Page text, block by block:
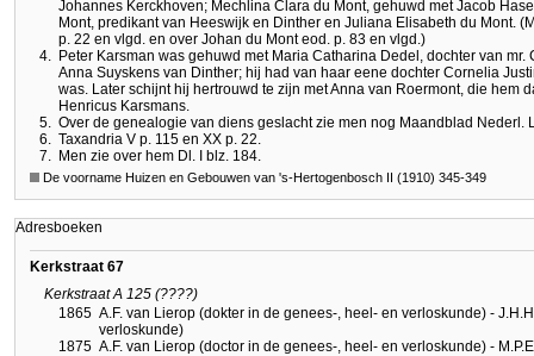
Johannes Kerckhoven; Mechlina Clara du Mont, gehuwd met Jacob
Mont, predikant van Heeswijk en Dinther en Juliana Elisabeth du Mont.
p. 22 en vlgd. en over Johan du Mont eod. p. 83 en vlgd.)
4.
Peter Karsman was gehuwd met Maria Catharina Dedel, dochter van
Anna Suyskens van Dinther; hij had van haar eene dochter Cornelia
was. Later schijnt hij hertrouwd te zijn met Anna van Roermont, die hem
Henricus Karsmans.
5.
Over de genealogie van diens geslacht zie men nog Maandblad Nederl.
6.
Taxandria V p. 115 en XX p. 22.
7.
Men zie over hem Dl. I blz. 184.
De voorname Huizen en Gebouwen van 's-Hertogenbosch II (1910) 345-349
Adresboeken
Kerkstraat 67
Kerkstraat A 125 (????)
1865 A.F. van Lierop (dokter in de genees-, heel- en verloskunde) -
verloskunde)
1875 A.F. van Lierop (doctor in de genees-, heel- en verloskunde) -